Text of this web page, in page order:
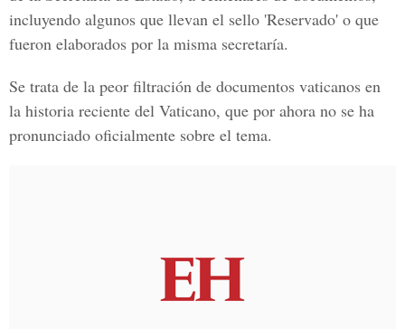
incluyendo algunos que llevan el sello 'Reservado' o que
fueron elaborados por la misma secretaría.
Se trata de la peor filtración de documentos vaticanos en
la historia reciente del Vaticano, que por ahora no se ha
pronunciado oficialmente sobre el tema.